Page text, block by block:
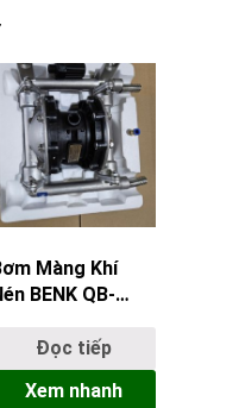
Màng Khí
BENK QB-
Chính Hãng Giá
Đọc tiếp
Xem nhanh